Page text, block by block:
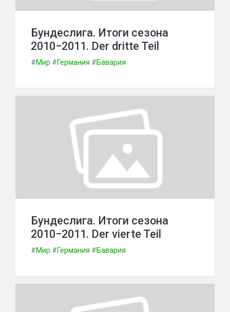
Бундеслига. Итоги сезона
2010−2011. Der dritte Teil
#Мир #Германия #Бавария
Бундеслига. Итоги сезона
2010−2011. Der vierte Teil
#Мир #Германия #Бавария